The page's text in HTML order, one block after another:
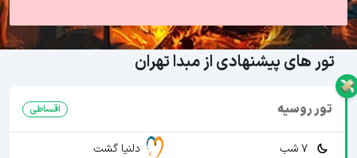
تور های پیشنهادی از مبدا تهران
تور روسیه اقساطی
7 شب
دلنیا گشت